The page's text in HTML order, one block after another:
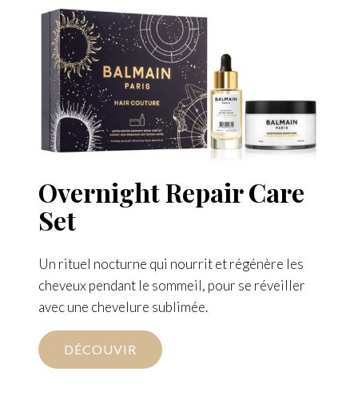
Overnight Repair Care
Set
Un rituel nocturne qui nourrit et régénère les
cheveux pendant le sommeil, pour se réveiller
avec une chevelure sublimée.
DÉCOUVIR